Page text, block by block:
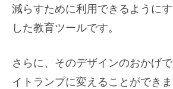
減らすために利用できるように
した教育ツールです。
さらに、そのデザインのおかげ
イトランプに変えることができ